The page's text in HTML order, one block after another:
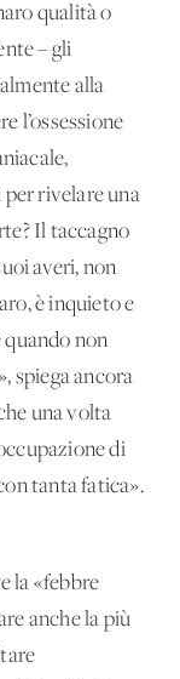
qualità o
– gli
alla
l’ossessione
rivelare una
Il taccagno
averi, non
è inquieto e
quando non
spiega ancora
una volta
di
tanta fatica».
la «febbre
anche la più